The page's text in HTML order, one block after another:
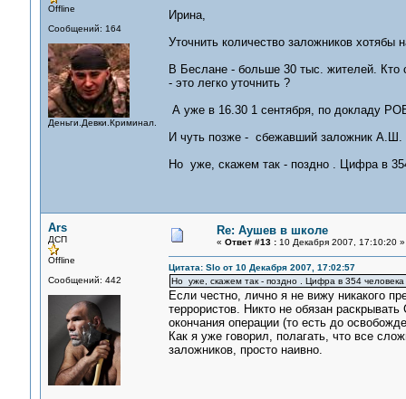
Offline
Сообщений: 164
Деньги.Девки.Криминал.
Ирина,
Уточнить количество заложников хотябы
В Беслане - больше 30 тыс. жителей. Кто
- это легко уточнить ?
А уже в 16.30 1 сентября, по докладу
И чуть позже - сбежавший заложник А.Ш.
Но уже, скажем так - поздно . Цифра в
Ars
ДСП
Offline
Сообщений: 442
Re: Аушев в школе
« Ответ #13 :10 Декабря 2007, 17:10:20 »
Цитата: Slo от 10 Декабря 2007, 17:02:57
Но уже, скажем так - поздно . Цифра в 354
Если честно, лично я не вижу никакого
террористов. Никто не обязан
окончания операции (то есть до
Как я уже говорил, полагать, что все
заложников, просто наивно.